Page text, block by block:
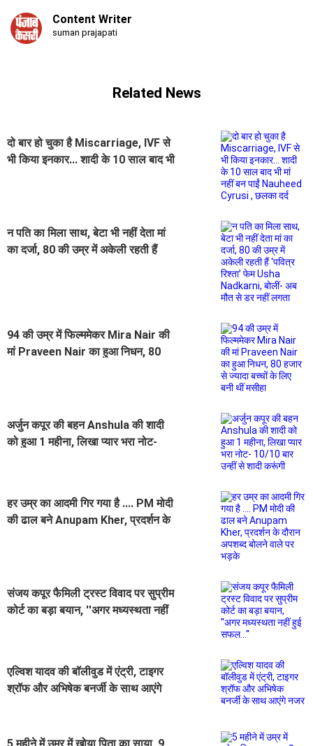
Content Writer
suman prajapati
Related News
दो बार हो चुका है Miscarriage, IVF से
भी किया इनकार... शादी के 10 साल बाद भी
न पति का मिला साथ, बेटा भी नहीं देता मां
का दर्जा, 80 की उम्र में अकेली रहती हैं
94 की उम्र में फिल्ममेकर Mira Nair की
मां Praveen Nair का हुआ निधन, 80
अर्जुन कपूर की बहन Anshula की शादी
को हुआ 1 महीना, लिखा प्यार भरा नोट-
हर उम्र का आदमी गिर गया है .... PM मोदी
की ढाल बने Anupam Kher, प्रदर्शन के
संजय कपूर फैमिली ट्रस्ट विवाद पर सुप्रीम
कोर्ट का बड़ा बयान, ''अगर मध्यस्थता नहीं
एल्विश यादव की बॉलीवुड में एंट्री, टाइगर
श्रॉफ और अभिषेक बनर्जी के साथ आएंगे